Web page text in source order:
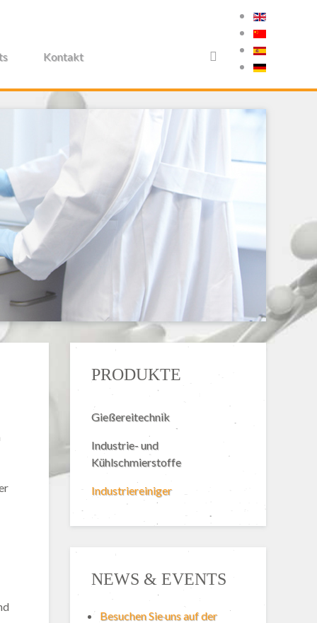
Kontakt
PRODUKTE
Gießereitechnik
Industrie- und
Kühlschmierstoffe
Industriereiniger
NEWS & EVENTS
Besuchen Sie uns auf der